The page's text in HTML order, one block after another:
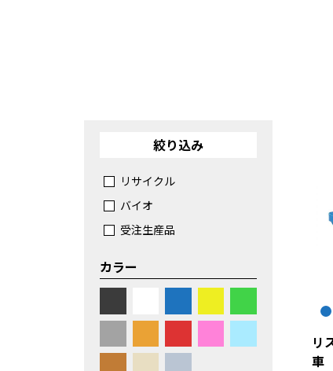
絞り込み
リサイクル
バイオ
受注生産品
カラー
リ
車